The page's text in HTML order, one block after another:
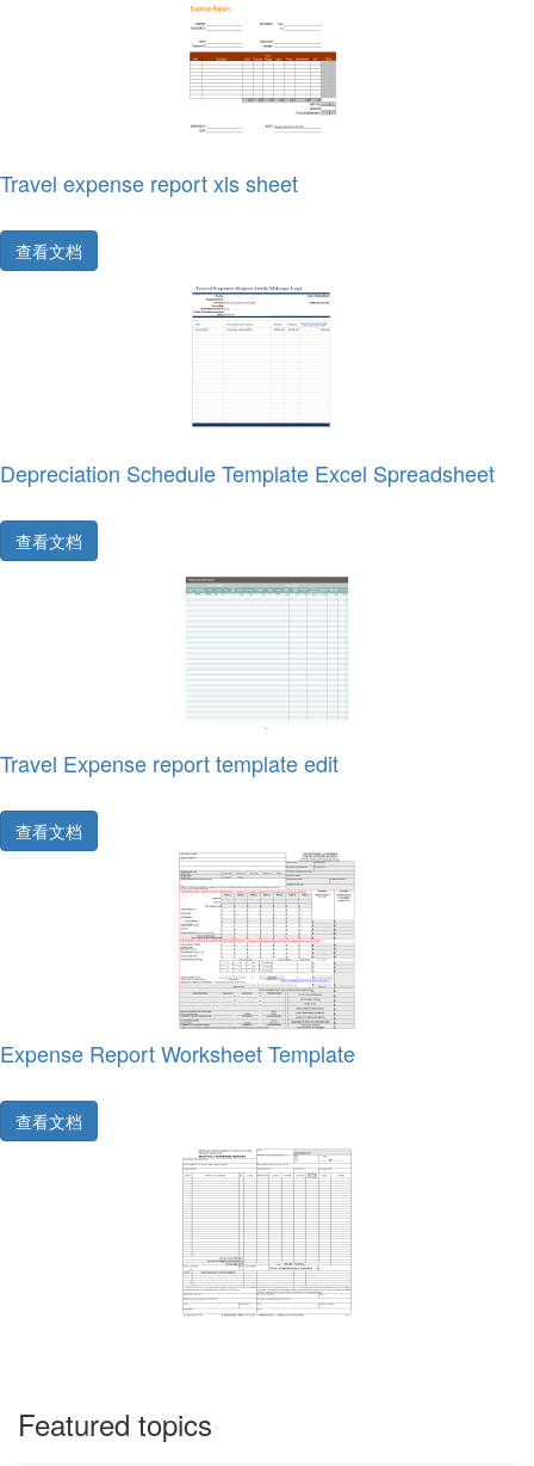
Travel expense report xls sheet
查看文档
Depreciation Schedule Template Excel Spreadsheet
查看文档
Travel Expense report template edit
查看文档
Expense Report Worksheet Template
查看文档
Featured topics